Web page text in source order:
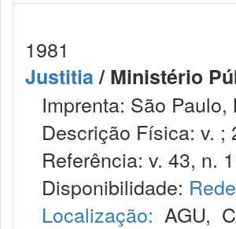
1981
Justitia/ Ministério
Imprenta: São
Descrição Física: v. ;
Referência: v. 43, n.
Disponibilidade:
Localização: AGU,